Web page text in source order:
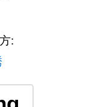
: